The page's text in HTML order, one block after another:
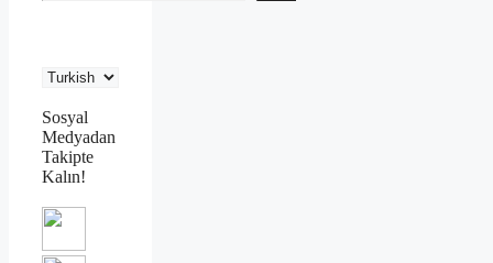
Sosyal
Medyadan
Takipte
Kalın!